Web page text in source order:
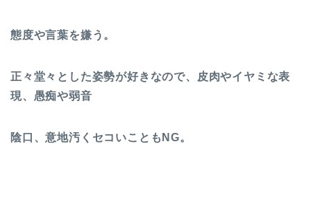
態度や言葉を嫌う。
正々堂々とした姿勢が好きなので、皮肉やイヤミな表
現、愚痴や弱音
陰口、意地汚くセコいこともNG。